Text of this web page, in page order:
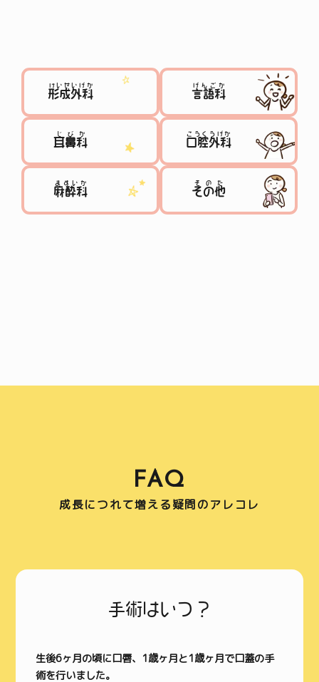
形成外科
けいせいげか
言語科
げんごか
耳鼻科
じびか
口腔外科
こうくうげか
麻酔科
ますいか
その他
そのた
FAQ
成長につれて増える疑問のアレコレ
手術はいつ？
生後6ヶ月の頃に口唇、1歳ヶ月と1歳ヶ月で口蓋の手
術を行いました。